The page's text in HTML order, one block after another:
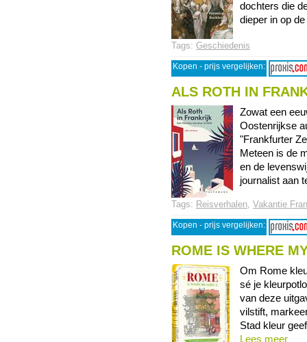
dochters die
dieper in op
Tags: Geschiedenis
Kopen - prijs vergelijken:
ALS ROTH IN
Zowat een
Oostenrijkse
"Frankfurter
Meteen is de
en de
journalist aan
Tags: Reisverhalen, Vakantie
Kopen - prijs vergelijken:
ROME IS WHERE
Om Rome
sé je
van deze
vilstift,
Stad kleur
Lees meer